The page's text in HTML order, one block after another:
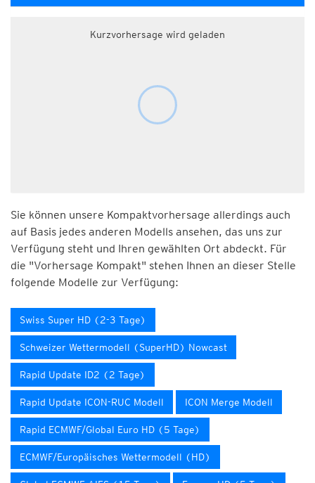
Kurzvorhersage wird geladen
Sie können unsere Kompaktvorhersage allerdings auch
auf Basis jedes anderen Modells ansehen, das uns zur
Verfügung steht und Ihren gewählten Ort abdeckt. Für
die "Vorhersage Kompakt" stehen Ihnen an dieser Stelle
folgende Modelle zur Verfügung:
Swiss Super HD (2-3 Tage)
Schweizer Wettermodell (SuperHD) Nowcast
Rapid Update ID2 (2 Tage)
Rapid Update ICON-RUC Modell ICON Merge Modell
Rapid ECMWF/Global Euro HD (5 Tage)
ECMWF/Europäisches Wettermodell (HD)